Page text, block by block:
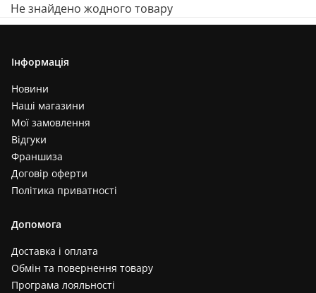
Не знайдено жодного товару
Інформація
Новини
Наші магазини
Мої замовлення
Відгуки
Франшиза
Договір оферти
Політика приватності
Допомога
Доставка і оплата
Обмін та повернення товару
Програма лояльності